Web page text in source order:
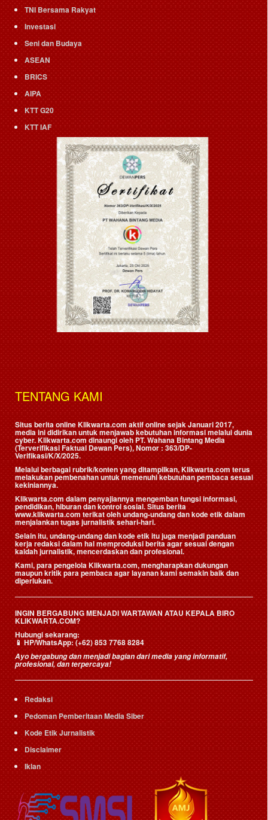
TNI Bersama Rakyat
Investasi
Seni dan Budaya
ASEAN
BRICS
AIPA
KTT G20
KTT IAF
TENTANG KAMI
Situs berita online Klikwarta.com aktif online sejak Januari 2017,
media ini didirikan untuk menjawab kebutuhan informasi melalui dunia
cyber. Klikwarta.com dinaungi oleh PT. Wahana Bintang Media
(Terverifikasi Faktual Dewan Pers), Nomor : 363/DP-
Verifikasi/K/X/2025.
Melalui berbagai rubrik/konten yang ditampilkan, Klikwarta.com terus
melakukan pembenahan untuk memenuhi kebutuhan pembaca sesuai
kekiniannya.
Klikwarta.com dalam penyajiannya mengemban fungsi informasi,
pendidikan, hiburan dan kontrol sosial. Situs berita
www.klikwarta.com terikat oleh undang-undang dan kode etik dalam
menjalankan tugas jurnalistik sehari-hari.
Selain itu, undang-undang dan kode etik itu juga menjadi panduan
kerja redaksi dalam hal memproduksi berita agar sesuai dengan
kaidah jurnalistik, mencerdaskan dan profesional.
Kami, para pengelola Klikwarta.com, mengharapkan dukungan
maupun kritik para pembaca agar layanan kami semakin baik dan
diperlukan.
INGIN BERGABUNG MENJADI WARTAWAN ATAU KEPALA BIRO
KLIKWARTA.COM?
Hubungi sekarang:
📱HP/WhatsApp:(+62) 853 7768 8284
Ayo bergabung dan menjadi bagian dari media yang informatif,
profesional, dan terpercaya!
Redaksi
Pedoman Pemberitaan Media Siber
Kode Etik Jurnalistik
Disclaimer
Iklan